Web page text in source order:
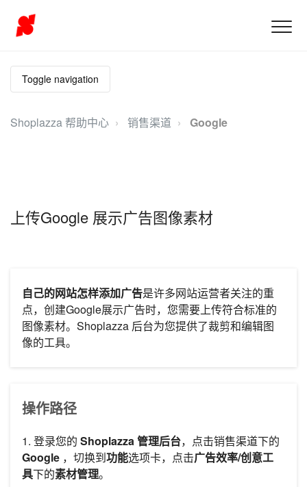
Toggle navigation
Shoplazza 帮助中心 销售渠道 Google
上传Google 展示广告图像素材
自己的网站怎样添加广告是许多网站运营者关注的重
点，创建Google展示广告时，您需要上传符合标准的
图像素材。Shoplazza 后台为您提供了裁剪和编辑图
像的工具。
操作路径
1. 登录您的 Shoplazza 管理后台，点击销售渠道下的
Google ，切换到功能选项卡，点击广告效率/创意工
具下的素材管理。